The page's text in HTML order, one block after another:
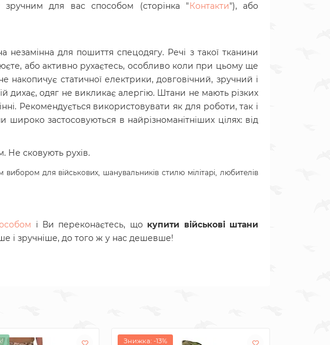
для вас способом (сторінка "Контакти"), або
для пошиття спецодягу. Речі з такої тканини
або активно рухаєтесь, особливо коли при цьому ще
накопичує статичної електрики, довговічний, зручний і
дихає, одяг не викликає алергію. Штани не мають різких
Рекомендується використовувати як для роботи, так і
широко застосовуються в найрізноманітніших цілях: від
Не сковують рухів.
вибором для військових, шанувальників стилю мілітарі, любителів
і Ви переконаєтесь, що купити військові штани
і зручніше, до того ж у нас дешевше!
Знижка: -13%